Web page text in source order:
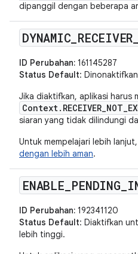
dipanggil dengan beberapa
DYNAMIC RECEIVER
ID Perubahan: 161145287
Status Default:
Jika diaktifkan, aplikasi harus
siaran yang tidak dilindungi
Untuk mempelajari lebih
dengan lebih aman.
ENABLE PENDING
ID Perubahan: 192341120
Status Default: Diaktifkan
lebih tinggi.